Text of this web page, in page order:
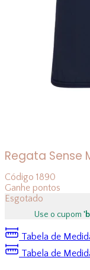
Regata Sense
Código 1890
Ganhe pontos
Esgotado
Use o cupom
Tabela de
Tabela de